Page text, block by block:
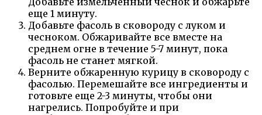
еще 1 минуту.
Добавьте фасоль в сковороду с луком и
чесноком. Обжаривайте все вместе на
среднем огне в течение 5-7 минут, пока
фасоль не станет мягкой.
Верните обжаренную курицу в сковороду с
фасолью. Перемешайте все ингредиенты и
готовьте еще 2-3 минуты, чтобы они
нагрелись. Попробуйте и при